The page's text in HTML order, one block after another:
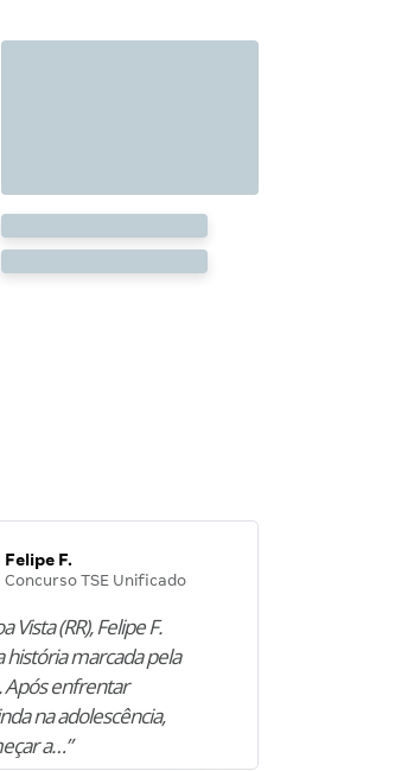
Felipe F.
Concurso TSE Unificado
Vista (RR), Felipe F.
marcada pela
Após enfrentar
na adolescência,
a…”